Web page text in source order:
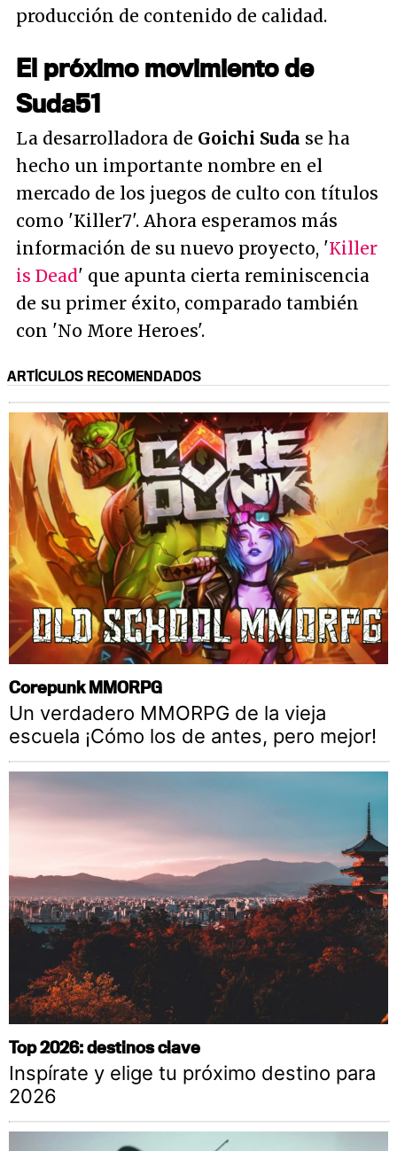
producción de contenido de calidad.
El próximo movimiento de
Suda51
La desarrolladora de Goichi Suda se ha
hecho un importante nombre en el
mercado de los juegos de culto con títulos
como 'Killer7'. Ahora esperamos más
información de su nuevo proyecto, 'Killer
is Dead' que apunta cierta reminiscencia
de su primer éxito, comparado también
con 'No More Heroes'.
ARTÍCULOS RECOMENDADOS
Corepunk MMORPG
Un verdadero MMORPG de la vieja
escuela ¡Cómo los de antes, pero mejor!
Top 2026: destinos clave
Inspírate y elige tu próximo destino para
2026